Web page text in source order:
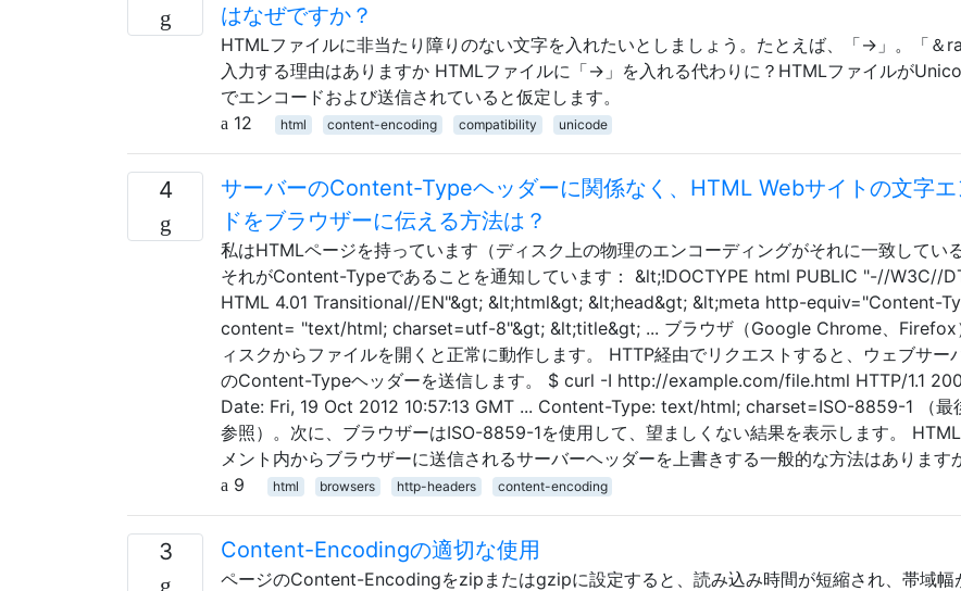
はなぜですか？
HTMLファイルに非当たり障りのない文字を入れたいとしましょう。たとえば、「→」。「＆
入力する理由はありますか HTMLファイルに「→」を入れる代わりに？HTMLファイルが
でエンコードおよび送信されていると仮定します。
12
html content-encoding compatibility unicode
4
サーバーのContent-Typeヘッダーに関係なく、HTML Webサイトの文字エ
ドをブラウザーに伝える方法は？
私はHTMLページを持っています（ディスク上の物理のエンコーディングがそれに一致している
それがContent-Typeであることを通知しています： &lt;!DOCTYPE html PUBLIC "-//W3C//
HTML 4.01 Transitional//EN"&gt; &lt;html&gt; &lt;head&gt; &lt;meta http-equiv="Content-
content= "text/html; charset=utf-8"&gt; &lt;title&gt; ... ブラウザ（Google Chrome、Firefox
ィスクからファイルを開くと正常に動作します。 HTTP経由でリクエストすると、ウェブサー
のContent-Typeヘッダーを送信します。 $ curl -I http://example.com/file.html HTTP/1.1
Date: Fri, 19 Oct 2012 10:57:13 GMT ... Content-Type: text/html; charset=ISO-8859-1 （最
参照）。次に、ブラウザーはISO-8859-1を使用して、望ましくない結果を表示します。 HTML
メント内からブラウザーに送信されるサーバーヘッダーを上書きする一般的な方法はあります
9
html browsers http-headers content-encoding
3 Content-Encodingの適切な使用
ページのContent-Encodingをzipまたはgzipに設定すると、読み込み時間が短縮され、帯域幅